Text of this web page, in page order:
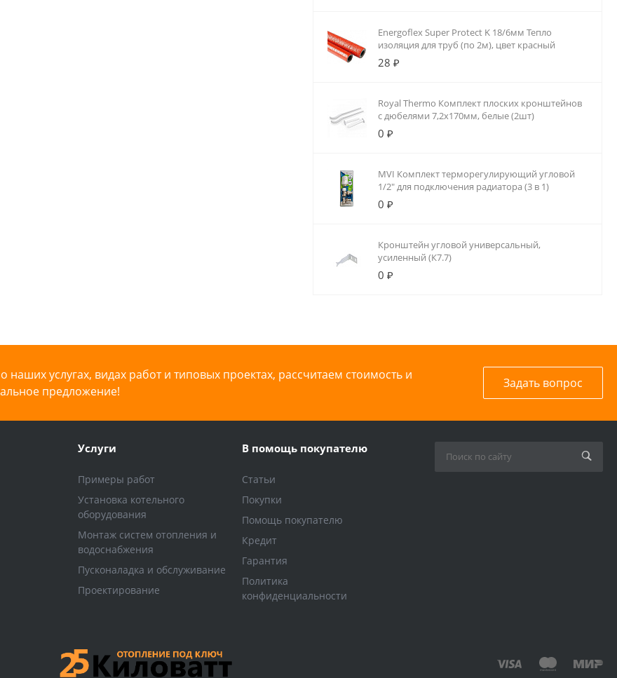
Energoflex Super Protect K 18/6мм Тепло
изоляция для труб (по 2м), цвет красный
28 ₽
Royal Thermo Комплект плоских кронштейнов
с дюбелями 7,2х170мм, белые (2шт)
0 ₽
MVI Комплект терморегулирующий угловой
1/2" для подключения радиатора (3 в 1)
0 ₽
Кронштейн угловой универсальный,
усиленный (К7.7)
0 ₽
услугах, видах работ и типовых проектах, рассчитаем стоимость и
предложение!
Задать вопрос
Услуги
Примеры работ
Установка котельного
оборудования
Монтаж систем отопления и
водоснабжения
Пусконаладка и обслуживание
Проектирование
В помощь покупателю
Статьи
Покупки
Помощь покупателю
Кредит
Гарантия
Политика
конфиденциальности